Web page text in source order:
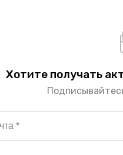
Хотите получать